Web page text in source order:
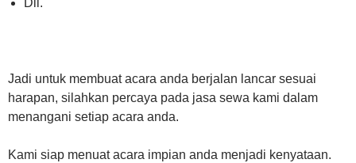
Dll.
Jadi untuk membuat acara anda berjalan lancar sesuai
harapan, silahkan percaya pada jasa sewa kami dalam
menangani setiap acara anda.
Kami siap menuat acara impian anda menjadi kenyataan.